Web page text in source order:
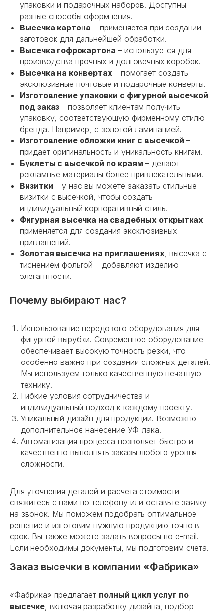
упаковки и подарочных наборов. Доступны
разные способы оформления.
Высечка картона – применяется при создании
заготовок для дальнейшей обработки.
Высечка гофрокартона – используется для
производства прочных и долговечных коробок.
Высечка на конвертах – помогает создать
эксклюзивные почтовые и подарочные конверты.
Изготовление упаковки с фигурной высечкой
под заказ – позволяет клиентам получить
упаковку, соответствующую фирменному стилю
бренда. Например, с золотой ламинацией.
Изготовление обложки книг с высечкой –
придает оригинальность и уникальность книгам.
Буклеты с высечкой по краям – делают
рекламные материалы более привлекательными.
Визитки – у нас вы можете заказать стильные
визитки с высечкой, чтобы создать
индивидуальный корпоративный стиль.
Фигурная высечка на свадебных открытках –
применяется для создания эксклюзивных
приглашений.
Золотая высечка на приглашениях, высечка с
тиснением фольгой – добавляют изделию
элегантности.
Почему выбирают нас?
Использование передового оборудования для
фигурной вырубки. Современное оборудование
обеспечивает высокую точность резки, что
особенно важно при создании сложных деталей.
Мы используем только качественную печатную
технику.
Гибкие условия сотрудничества и
индивидуальный подход к каждому проекту.
Уникальный дизайн для продукции. Возможно
дополнительное нанесение УФ-лака.
Автоматизация процесса позволяет быстро и
качественно выполнять заказы любого уровня
сложности.
Для уточнения деталей и расчета стоимости
свяжитесь с нами по телефону или оставьте заявку
на звонок. Мы поможем подобрать оптимальное
решение и изготовим нужную продукцию точно в
срок. Вы также можете задать вопросы по e-mail.
Если необходимы документы, мы подготовим счета.
Заказ высечки в компании «Фабрика»
«Фабрика» предлагает полный цикл услуг по
высечке, включая разработку дизайна, подбор